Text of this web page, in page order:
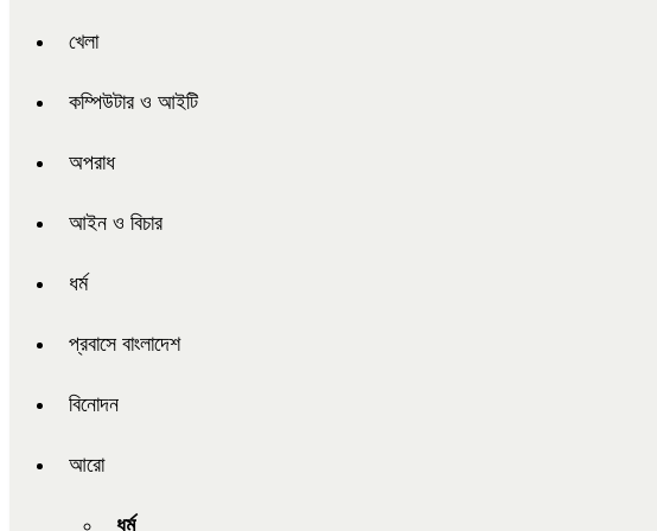
খেলা
কম্পিউটার ও আইটি
অপরাধ
আইন ও বিচার
ধর্ম
প্রবাসে বাংলাদেশ
বিনোদন
আরো
ধর্ম